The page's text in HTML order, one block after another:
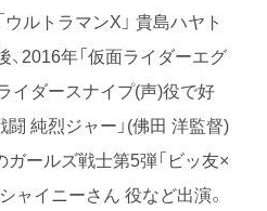
ルトラマンX」 貴島ハヤト
2016年「仮面ライダーエグ
イダースナイプ(声)役で好
闘 純烈ジャー」(佛田 洋監督)
ガールズ戦士第5弾「ビッ友×
ャイニーさん 役など出演。